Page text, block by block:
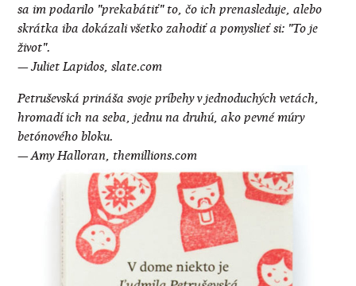
sa im podarilo "prekabátiť" to, čo ich prenasleduje, alebo
skrátka iba dokázali všetko zahodiť a pomyslieť si: "To je
život".
— Juliet Lapidos, slate.com
Petruševská prináša svoje príbehy v jednoduchých vetách,
hromadí ich na seba, jednu na druhú, ako pevné múry
betónového bloku.
— Amy Halloran, themillions.com